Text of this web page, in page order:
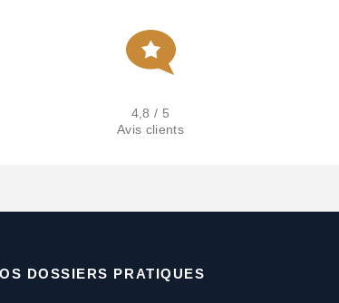
4,8 / 5
Avis clients
DOSSIERS PRATIQUES